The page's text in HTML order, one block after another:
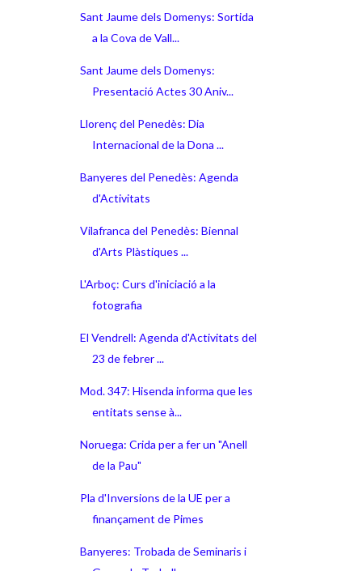
Sant Jaume dels Domenys: Sortida
a la Cova de Vall...
Sant Jaume dels Domenys:
Presentació Actes 30 Aniv...
Llorenç del Penedès: Dia
Internacional de la Dona ...
Banyeres del Penedès: Agenda
d'Activitats
Vilafranca del Penedès: Biennal
d'Arts Plàstiques ...
L'Arboç: Curs d'iniciació a la
fotografia
El Vendrell: Agenda d'Activitats del
23 de febrer ...
Mod. 347: Hisenda informa que les
entitats sense à...
Noruega: Crida per a fer un "Anell
de la Pau"
Pla d'Inversions de la UE per a
finançament de Pimes
Banyeres: Trobada de Seminaris i